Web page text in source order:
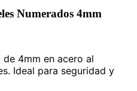
Numerados 4mm
4mm en acero al
Ideal para seguridad y